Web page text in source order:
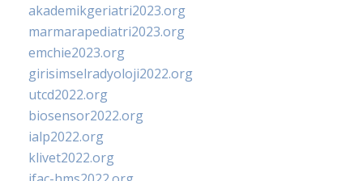
akademikgeriatri2023.org
marmarapediatri2023.org
emchie2023.org
girisimselradyoloji2022.org
utcd2022.org
biosensor2022.org
ialp2022.org
klivet2022.org